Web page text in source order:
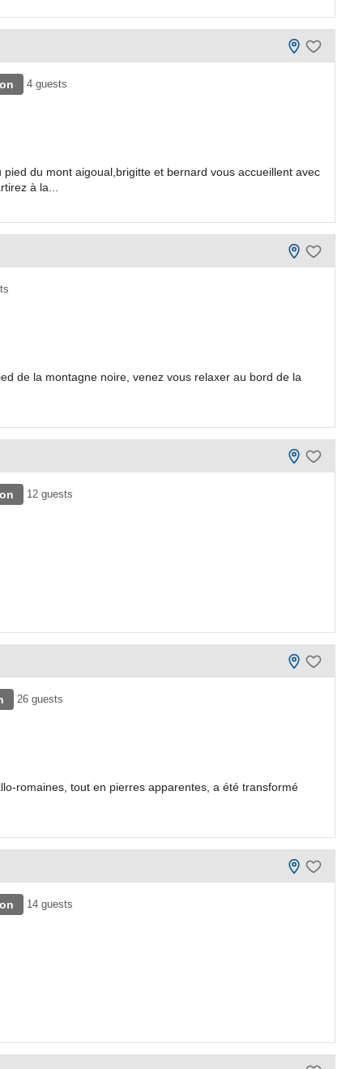
4 guests
du mont aigoual,brigitte et bernard vous accueillent avec
à la...
de la montagne noire, venez vous relaxer au bord de la
12 guests
26 guests
romaines, tout en pierres apparentes, a été transformé
14 guests